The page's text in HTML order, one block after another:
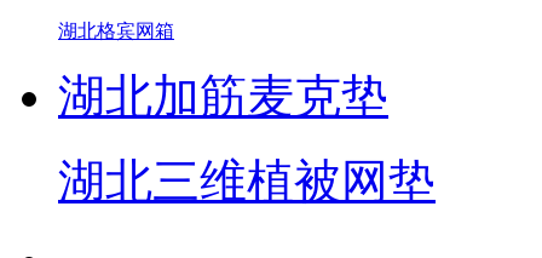
湖北格宾网箱
湖北加筋麦克垫
湖北三维植被网垫